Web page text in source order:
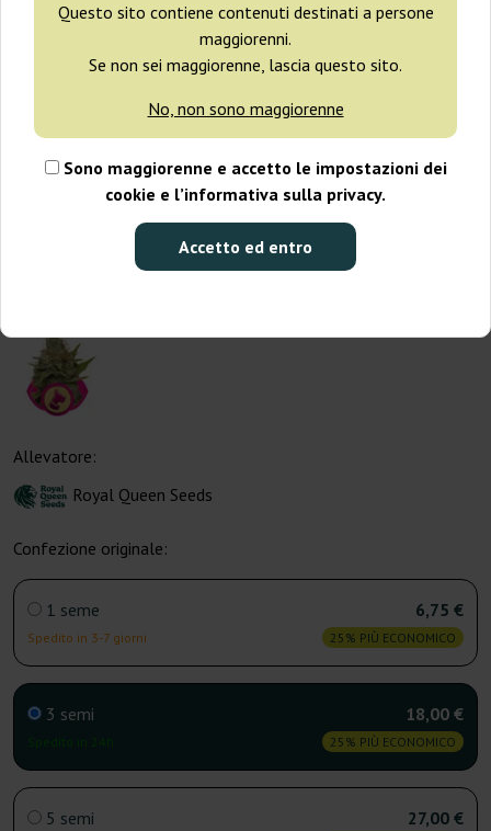
Questo sito contiene contenuti destinati a persone
maggiorenni.
Se non sei maggiorenne, lascia questo sito.
No, non sono maggiorenne
Sono maggiorenne e accetto le impostazioni dei
cookie e l’informativa sulla privacy.
Accetto ed entro
Allevatore:
Royal Queen Seeds
Confezione originale:
1 seme
Spedito in 3-7 giorni
6,75 €
25% PIÙ ECONOMICO
3 semi 18,00 €
25% PIÙ ECONOMICO
5 semi 27,00 €